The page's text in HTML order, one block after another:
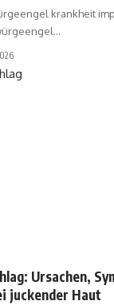
krankheit
…
Ursachen,
juckender Haut